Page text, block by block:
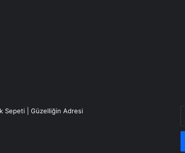
Sepeti | Güzelliğin Adresi